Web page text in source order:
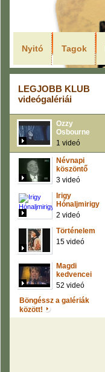
Nyitó Tagok
LEGJOBB KLUB
videógalériái
Ozzy
Osbourne
1 videó
Névnapi
köszöntő
3 videó
Irigy
Hónaljmirigy
2 videó
Történelem
15 videó
Magdi
kedvencei
52 videó
Böngéssz a galériák
között!